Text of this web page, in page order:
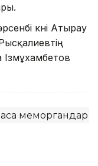
күні Атырау
меморгандар